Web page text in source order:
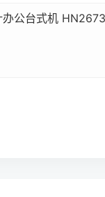
公台式机